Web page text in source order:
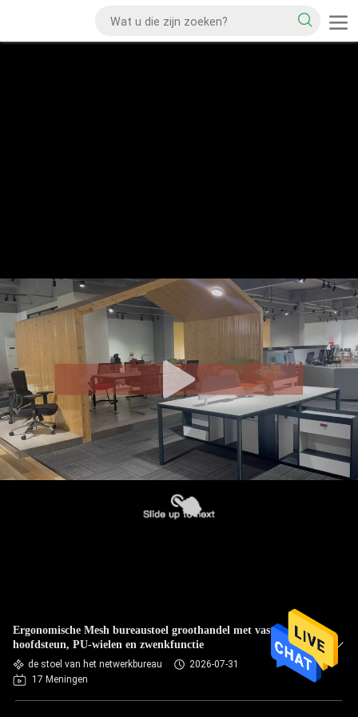
Ergonomische Mesh bureaustoel groothandel met vaste
hoofdsteun, PU-wielen en zwenkfunctie
de stoel van het netwerkbureau
2026-07-31
17 Meningen